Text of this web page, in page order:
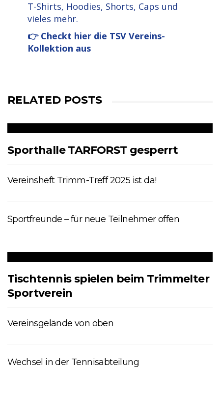
T-Shirts, Hoodies, Shorts, Caps und
vieles mehr.
👉 Checkt hier die TSV Vereins-
Kollektion aus
RELATED POSTS
Sporthalle TARFORST gesperrt
Vereinsheft Trimm-Treff 2025 ist da!
Sportfreunde – für neue Teilnehmer offen
Tischtennis spielen beim Trimmelter
Sportverein
Vereinsgelände von oben
Wechsel in der Tennisabteilung